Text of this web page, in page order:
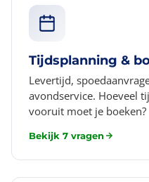
Tijdsplanning &
Levertijd,
avondservice. Hoeveel
vooruit moet je boeken?
Bekijk 7 vragen